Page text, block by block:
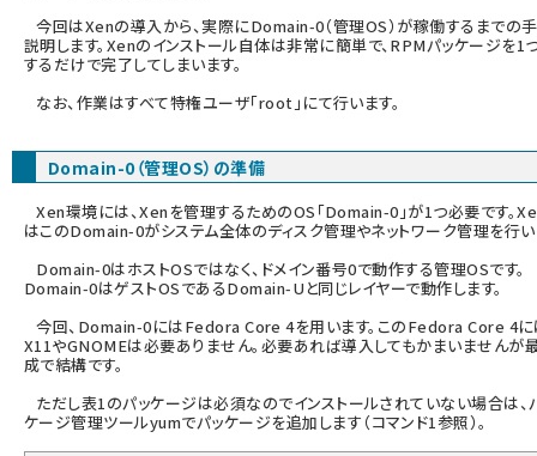
今回はXenの導入から、実際にDomain-0（管理OS）が稼働するまでの
説明します。Xenのインストール自体は非常に簡単で、RPMパッケージを1
するだけで完了してしまいます。
なお、作業はすべて特権ユーザ「root」にて行います。
Domain-0（管理OS）の準備
Xen環境には、Xenを管理するためのOS「Domain-0」が1つ必要です。
はこのDomain-0がシステム全体のディスク管理やネットワーク管理を行い
Domain-0はホストOSではなく、ドメイン番号0で動作する管理OSです。
Domain-0はゲストOSであるDomain-Uと同じレイヤーで動作します。
今回、Domain-0にはFedora Core 4を用います。このFedora Core 4に
X11やGNOMEは必要ありません。必要あれば導入してもかまいませんが
成で結構です。
ただし表1のパッケージは必須なのでインストールされていない場合は、
ケージ管理ツールyumでパッケージを追加します（コマンド1参照）。